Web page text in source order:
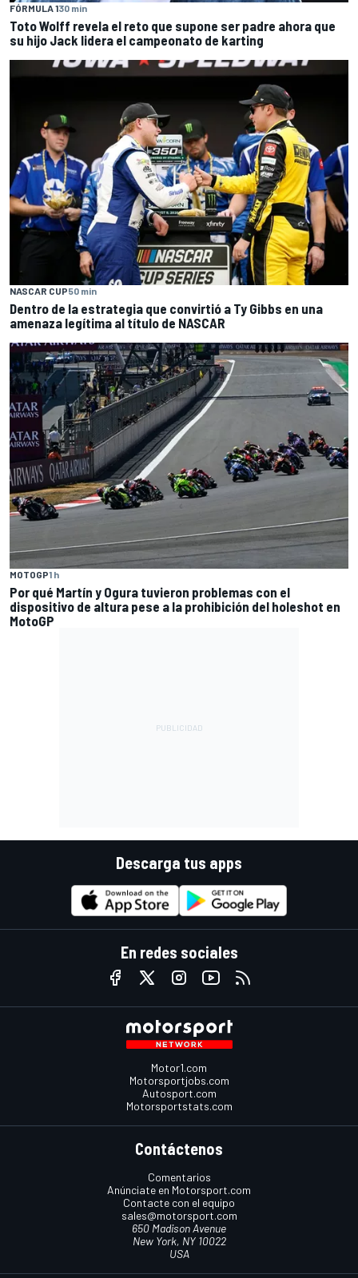
FÓRMULA 130 min
Toto Wolff revela el reto que supone ser padre ahora que
su hijo Jack lidera el campeonato de karting
NASCAR CUP50 min
Dentro de la estrategia que convirtió a Ty Gibbs en una
amenaza legítima al título de NASCAR
MOTOGP1 h
Por qué Martín y Ogura tuvieron problemas con el
dispositivo de altura pese a la prohibición del holeshot en
MotoGP
Descarga tus apps
En redes sociales
Motor1.com
Motorsportjobs.com
Autosport.com
Motorsportstats.com
Contáctenos
Comentarios
Anúnciate en Motorsport.com
Contacte con el equipo
sales@motorsport.com
650 Madison Avenue
New York, NY 10022
USA